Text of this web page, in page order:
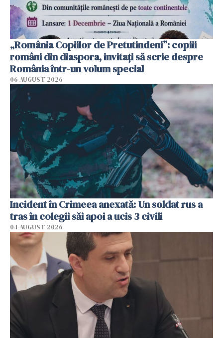
„România Copiilor de Pretutindeni”: copiii
români din diaspora, invitați să scrie despre
România într-un volum special
06 AUGUST 2026
Incident în Crimeea anexată: Un soldat rus a
tras în colegii săi apoi a ucis 3 civili
04 AUGUST 2026